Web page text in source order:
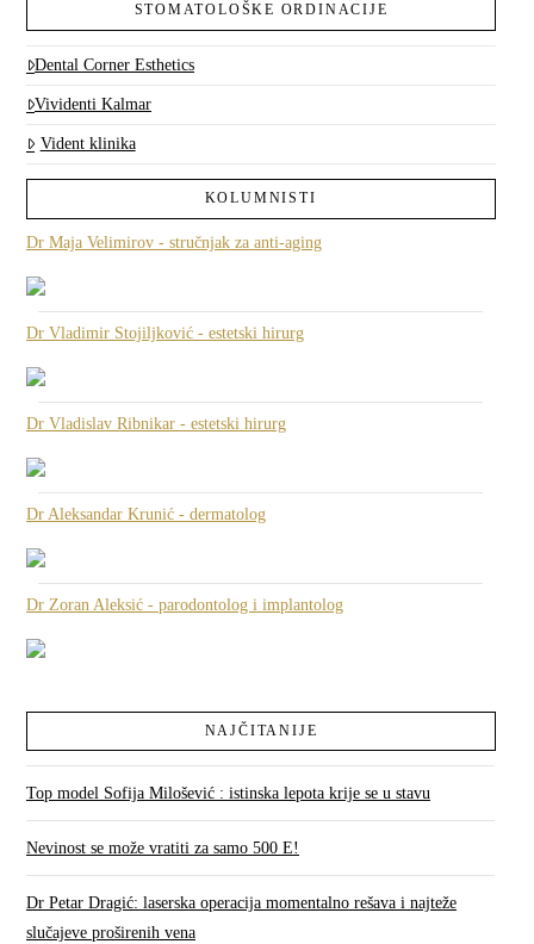
STOMATOLOŠKE ORDINACIJE
Dental Corner Esthetics
Vividenti Kalmar
Vident klinika
KOLUMNISTI
Dr Maja Velimirov - stručnjak za anti-aging
Dr Vladimir Stojiljković - estetski hirurg
Dr Vladislav Ribnikar - estetski hirurg
Dr Aleksandar Krunić - dermatolog
Dr Zoran Aleksić - parodontolog i implantolog
NAJČITANIJE
Top model Sofija Milošević : istinska lepota krije se u stavu
Nevinost se može vratiti za samo 500 E!
Dr Petar Dragić: laserska operacija momentalno rešava i najteže
slučajeve proširenih vena